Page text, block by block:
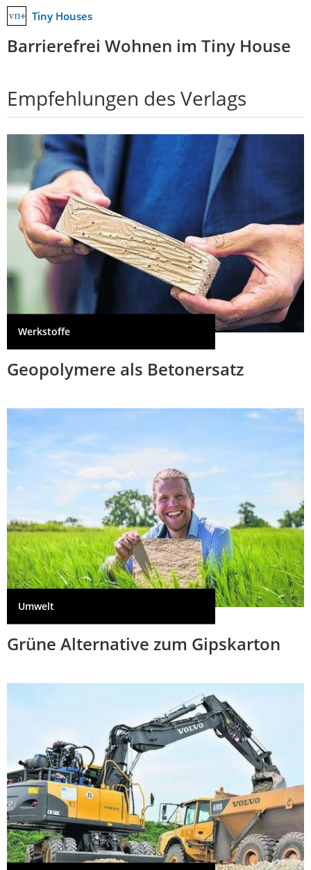
Tiny Houses
Barrierefrei Wohnen im Tiny House
Empfehlungen des Verlags
Werkstoffe
Geopolymere als Betonersatz
Umwelt
Grüne Alternative zum Gipskarton